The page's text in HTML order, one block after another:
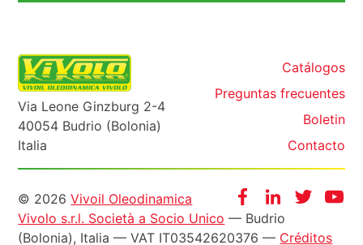
Via Leone Ginzburg 2-4
40054 Budrio (Bolonia)
Italia
Catálogos
Preguntas frecuentes
Boletin
Contacto
FacebookInstagram
Twitter
Informazioni
legali
© 2026Vivoil Oleodinamica
Vivolo s.r.l. Società a Socio Unico — Budrio
(Bolonia), Italia — VAT IT03542620376 — Créditos